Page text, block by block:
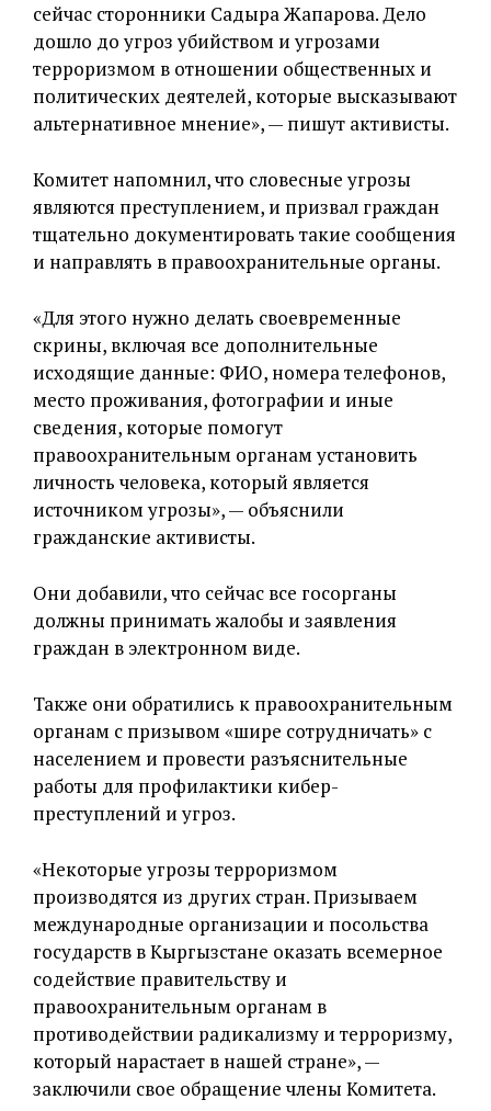
сейчас сторонники Садыра Жапарова. Дело
дошло до угроз убийством и угрозами
терроризмом в отношении общественных и
политических деятелей, которые высказывают
альтернативное мнение», — пишут активисты.
Комитет напомнил, что словесные угрозы
являются преступлением, и призвал граждан
тщательно документировать такие сообщения
и направлять в правоохранительные органы.
«Для этого нужно делать своевременные
скрины, включая все дополнительные
исходящие данные: ФИО, номера телефонов,
место проживания, фотографии и иные
сведения, которые помогут
правоохранительным органам установить
личность человека, который является
источником угрозы», — объяснили
гражданские активисты.
Они добавили, что сейчас все госорганы
должны принимать жалобы и заявления
граждан в электронном виде.
Также они обратились к правоохранительным
органам с призывом «шире сотрудничать» с
населением и провести разъяснительные
работы для профилактики кибер-
преступлений и угроз.
«Некоторые угрозы терроризмом
производятся из других стран. Призываем
международные организации и посольства
государств в Кыргызстане оказать всемерное
содействие правительству и
правоохранительным органам в
противодействии радикализму и терроризму,
который нарастает в нашей стране», —
заключили свое обращение члены Комитета.